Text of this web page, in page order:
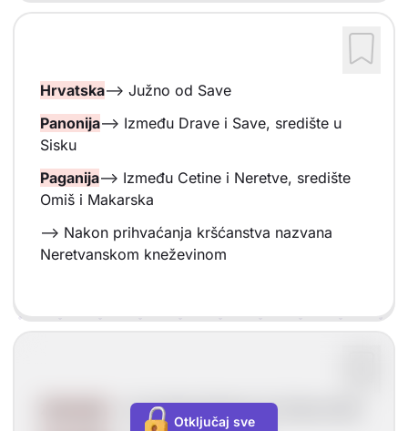
Hrvatska--> Južno od Save
Panonija--> Između Drave i Save, središte u
Sisku
Paganija--> Između Cetine i Neretve, središte
Omiš i Makarska
--> Nakon prihvaćanja kršćanstva nazvana
Neretvanskom kneževinom
--> Od rijeke Neretve do Dubrovnika
Otključaj sve